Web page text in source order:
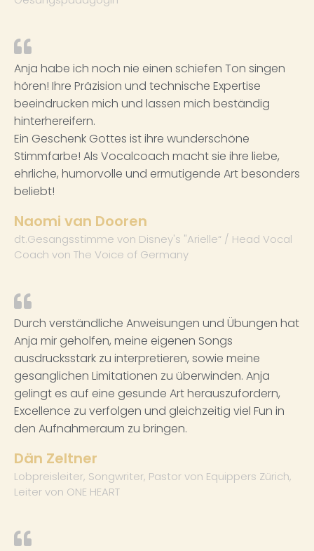
Anja habe ich noch nie einen schiefen Ton singen
hören! Ihre Präzision und technische Expertise
beeindrucken mich und lassen mich beständig
hinterhereifern.
Ein Geschenk Gottes ist ihre wunderschöne
Stimmfarbe! Als Vocalcoach macht sie ihre liebe,
ehrliche, humorvolle und ermutigende Art besonders
beliebt!
Naomi van Dooren
dt.Gesangsstimme von Disney's "Arielle“ / Head Vocal
Coach von The Voice of Germany
Durch verständliche Anweisungen und Übungen hat
Anja mir geholfen, meine eigenen Songs
ausdrucksstark zu interpretieren, sowie meine
gesanglichen Limitationen zu überwinden. Anja
gelingt es auf eine gesunde Art herauszufordern,
Excellence zu verfolgen und gleichzeitig viel Fun in
den Aufnahmeraum zu bringen.
Dän Zeltner
Lobpreisleiter, Songwriter, Pastor von Equippers Zürich,
Leiter von ONE HEART